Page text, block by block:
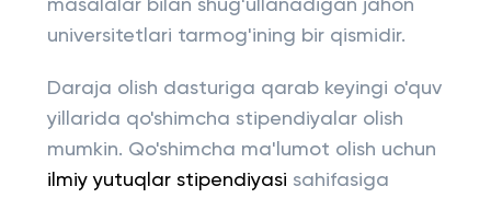
masalalar bilan shug'ullanadigan jahon
universitetlari tarmog'ining bir qismidir.
Daraja olish dasturiga qarab keyingi o'quv
yillarida qo'shimcha stipendiyalar olish
mumkin. Qo'shimcha ma'lumot olish uchun
ilmiy yutuqlar stipendiyasi sahifasiga